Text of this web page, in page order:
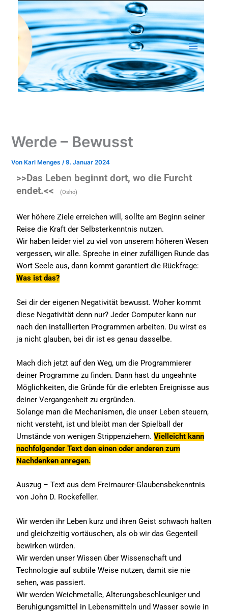
springen
Werde – Bewusst
Von Karl Menges/9. Januar 2024
>>Das Leben beginnt dort, wo die Furcht
endet.<<
(Osho)
Wer höhere Ziele erreichen will, sollte am Beginn seiner
Reise die Kraft der Selbsterkenntnis nutzen.
Wir haben leider viel zu viel von unserem höheren Wesen
vergessen, wir alle. Spreche in einer zufälligen Runde das
Wort Seele aus, dann kommt garantiert die Rückfrage:
Was ist das?
Sei dir der eigenen Negativität bewusst. Woher kommt
diese Negativität denn nur? Jeder Computer kann nur
nach den installierten Programmen arbeiten. Du wirst es
ja nicht glauben, bei dir ist es genau dasselbe.
Mach dich jetzt auf den Weg, um die Programmierer
deiner Programme zu finden. Dann hast du ungeahnte
Möglichkeiten, die Gründe für die erlebten Ereignisse aus
deiner Vergangenheit zu ergründen.
Solange man die Mechanismen, die unser Leben steuern,
nicht versteht, ist und bleibt man der Spielball der
Umstände von wenigen Strippenziehern.Vielleicht kann
nachfolgender Text den einen oder anderen zum
Nachdenken anregen.
Auszug – Text aus dem Freimaurer-Glaubensbekenntnis
von John D. Rockefeller.
Wir werden ihr Leben kurz und ihren Geist schwach halten
und gleichzeitig vortäuschen, als ob wir das Gegenteil
bewirken würden.
Wir werden unser Wissen über Wissenschaft und
Technologie auf subtile Weise nutzen, damit sie nie
sehen, was passiert.
Wir werden Weichmetalle, Alterungsbeschleuniger und
Beruhigungsmittel in Lebensmitteln und Wasser sowie in